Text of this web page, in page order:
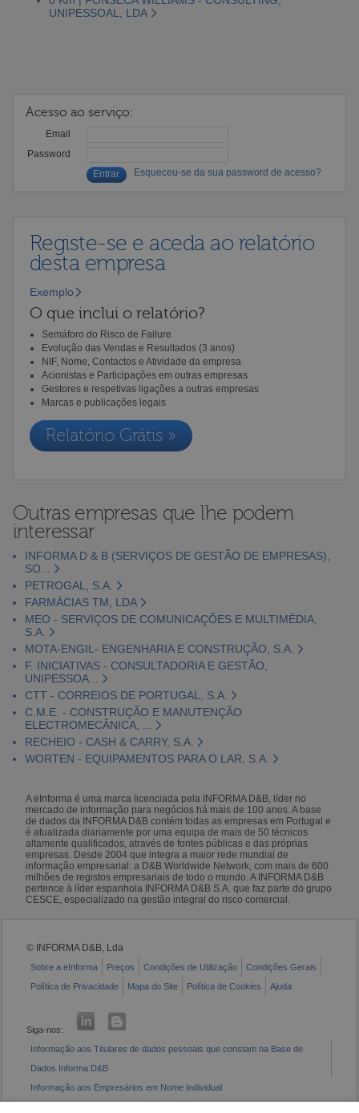
UNIPESSOAL, LDA
Acesso ao serviço:
Email
Password
Esqueceu-se da sua password de acesso?
Registe-se e aceda ao relatório
desta empresa
Exemplo
O que inclui o relatório?
Semáforo do Risco de Failure
Evolução das Vendas e Resultados (3 anos)
NIF, Nome, Contactos e Atividade da empresa
Acionistas e Participações em outras empresas
Gestores e respetivas ligações a outras empresas
Marcas e publicações legais
Relatório Grátis »
Outras empresas que lhe podem
interessar
INFORMA D & B (SERVIÇOS DE GESTÃO DE EMPRESAS),
SO...
PETROGAL, S.A.
FARMÁCIAS TM, LDA
MEO - SERVIÇOS DE COMUNICAÇÕES E MULTIMÉDIA,
S.A.
MOTA-ENGIL- ENGENHARIA E CONSTRUÇÃO, S.A.
F. INICIATIVAS - CONSULTADORIA E GESTÃO,
UNIPESSOA...
CTT - CORREIOS DE PORTUGAL, S.A.
C.M.E. - CONSTRUÇÃO E MANUTENÇÃO
ELECTROMECÂNICA, ...
RECHEIO - CASH & CARRY, S.A.
WORTEN - EQUIPAMENTOS PARA O LAR, S.A.
A eInforma é uma marca licenciada pela INFORMA D&B, líder no
mercado de informação para negócios há mais de 100 anos. A base
de dados da INFORMA D&B contém todas as empresas em Portugal e
é atualizada diariamente por uma equipa de mais de 50 técnicos
altamente qualificados, através de fontes públicas e das próprias
empresas. Desde 2004 que integra a maior rede mundial de
informação empresarial: a D&B Worldwide Network, com mais de 600
milhões de registos empresariais de todo o mundo. A INFORMA D&B
pertence à líder espanhola INFORMA D&B S.A. que faz parte do grupo
CESCE, especializado na gestão integral do risco comercial.
© INFORMA D&B, Lda
Sobre a eInforma Preços Condições de Utilização
Condições Gerais
Política de Privacidade
Mapa do Site Política de Cookies Ajuda
Siga-nos:
Informação aos Titulares de dados pessoais que constam na Base de
Dados Informa D&B
Informação aos Empresários em Nome Individual